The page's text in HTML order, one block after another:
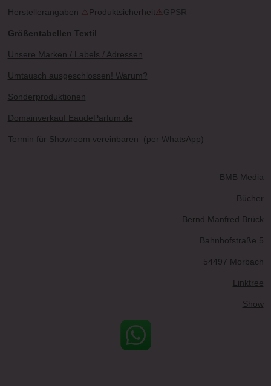
Herstellerangaben ⚠ Produktsicherheit⚠ GPSR
Größentabellen Textil
Unsere Marken / Labels / Adressen
Umtausch ausgeschlossen! Warum?
Sonderproduktionen
Domainverkauf EaudeParfum.de
Termin für Showroom vereinbaren (per WhatsApp)
BMB Media
Bücher
Bernd Manfred Brück
Bahnhofstraße 5
54497 Morbach
Linktree
Show